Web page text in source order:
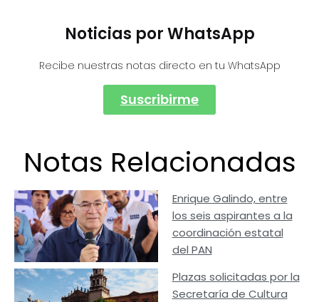
Noticias por WhatsApp
Recibe nuestras notas directo en tu WhatsApp
Suscribirme
Notas Relacionadas
Enrique Galindo, entre
los seis aspirantes a la
coordinación estatal
del PAN
Plazas solicitadas por la
Secretaría de Cultura